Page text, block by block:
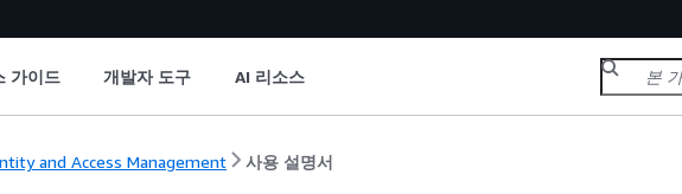
가이드 개발자 도구 AI 리소스
and Access Management 사용 설명서